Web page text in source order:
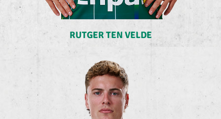
RUTGER TEN VELDE